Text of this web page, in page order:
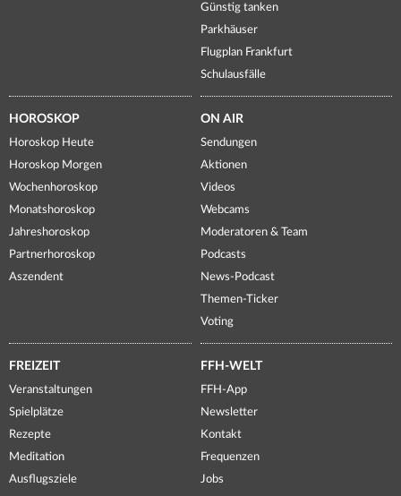
Günstig tanken
Parkhäuser
Flugplan Frankfurt
Schulausfälle
HOROSKOP
Horoskop Heute
Horoskop Morgen
Wochenhoroskop
Monatshoroskop
Jahreshoroskop
Partnerhoroskop
Aszendent
ON AIR
Sendungen
Aktionen
Videos
Webcams
Moderatoren & Team
Podcasts
News-Podcast
Themen-Ticker
Voting
FREIZEIT
Veranstaltungen
Spielplätze
Rezepte
Meditation
Ausflugsziele
FFH-WELT
FFH-App
Newsletter
Kontakt
Frequenzen
Jobs